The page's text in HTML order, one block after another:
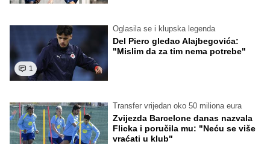
1
Oglasila se i klupska legenda
Del Piero gledao Alajbegovića:
"Mislim da za tim nema potrebe"
Transfer vrijedan oko 50 miliona eura
Zvijezda Barcelone danas nazvala
Flicka i poručila mu: "Neću se više
vraćati u klub"